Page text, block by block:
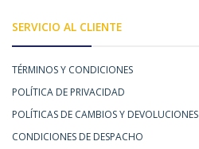
SERVICIO AL CLIENTE
TÉRMINOS Y CONDICIONES
POLÍTICA DE PRIVACIDAD
POLÍTICAS DE CAMBIOS Y DEVOLUCIONES
CONDICIONES DE DESPACHO